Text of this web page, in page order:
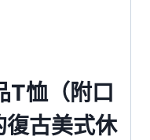
T恤（附口
復古美式休